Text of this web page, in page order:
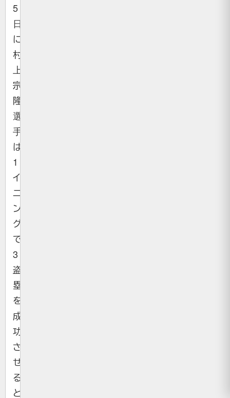
5
日
に
村
上
宗
隆
選
手
は
1
イ
ニ
ン
グ
で
3
盗
塁
を
成
功
さ
せ
る
と